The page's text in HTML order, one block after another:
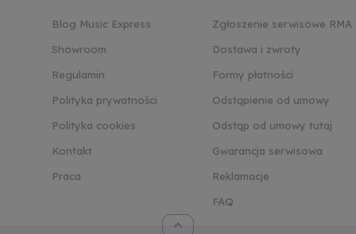
Blog Music Express
Showroom
Regulamin
Polityka prywatności
Polityka cookies
Kontakt
Praca
Zgłoszenie serwisowe RMA
Dostawa i zwroty
Formy płatności
Odstąpienie od umowy
Odstąp od umowy tutaj
Gwarancja serwisowa
Reklamacje
FAQ